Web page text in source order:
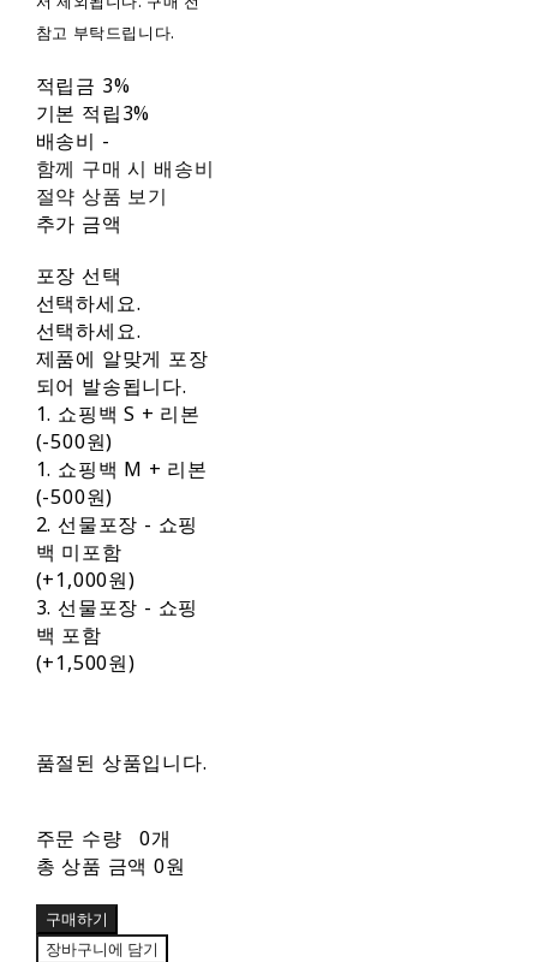
참고 부탁드립니다.
적립금 3%
기본 적립3%
배송비 -
함께 구매 시 배송비
절약 상품 보기
추가 금액
포장 선택
선택하세요.
선택하세요.
제품에 알맞게 포장
되어 발송됩니다.
1. 쇼핑백 S + 리본
(-500원)
1. 쇼핑백 M + 리본
(-500원)
2. 선물포장 - 쇼핑
백 미포함
(+1,000원)
3. 선물포장 - 쇼핑
백 포함
(+1,500원)
품절된 상품입니다.
주문 수량
0개
총 상품 금액 0원
구매하기
장바구니에 담기